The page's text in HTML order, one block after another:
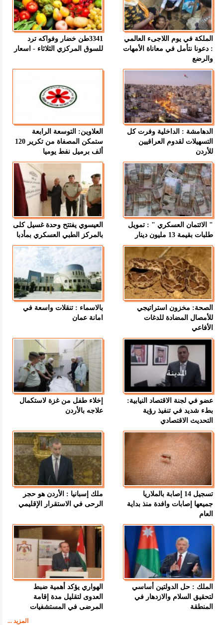
الملكة في يوم اللاجىء العالمي
: دعونا نتأمل في معاناة الأمهات
والرضع
3341طن خضار وفواكه ترد
للسوق المركزي الثلاثاء - اسعار
الدهامشة : الداخلية وفرت كل
التسهيلات لقدوم العراقيين
للأردن
العلاوين: التوسعة الرابعة
ستمكن المصفاة من تكرير 120
ألف برميل نفط يوميا
" الائتمان العسكري " : تمويل
طلبات بقيمة 13 مليون دينار
العيسوي يفتتح وحدة غسيل كلى
بالمركز الطبي العسكري بمأدبا
الصحة: مخزون استراتيجي
للأمصال المضادة للدغات
الأفاعي
بالاسماء : تنقلات واسعة في
امانة عمان
عضو في لجنة الاقتصاد النيابية:
بطء شديد في تنفيذ رؤية
التحديث الاقتصادي
إخلاء طفل من غزة لاستكمال
علاجه بالأردن
تسجيل 14 إصابة بالملاريا
جميعها إصابات وافدة منذ بداية
العام
ملك إسبانيا : الأردن هو حجر
الرحى في الاستقرار الإقليمي
الملك : حل الدولتين أساسي
لتحقيق السلام والازدهار في
المنطقة
الهواري يؤكد أهمية ضبط
العدوى لتقليل مدة إقامة
المرضى في المستشفيات
المزيد ...